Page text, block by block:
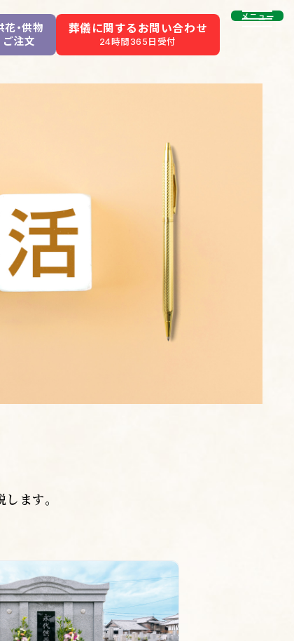
花・供物
ご注文
葬儀に関するお問い合わせ
24時間365日受付
メニュー
ます。